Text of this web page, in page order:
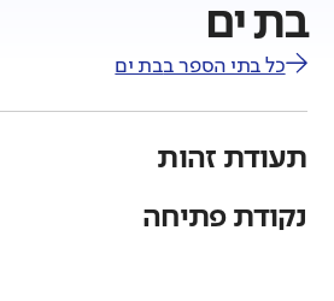
בת ים
כל בתי הספר בבת ים
תעודת זהות
פיקוח
נקודת פתיחה